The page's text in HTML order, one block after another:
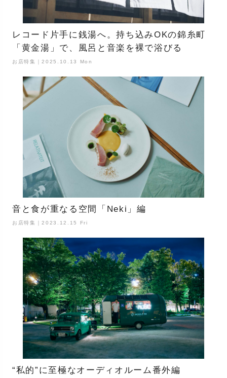
レコード片手に銭湯へ。持ち込みOKの錦糸町
「黄金湯」で、風呂と音楽を裸で浴びる
お店特集｜2025.10.13 Mon
音と食が重なる空間「Neki」編
お店特集｜2023.12.15 Fri
“私的”に至極なオーディオルーム番外編